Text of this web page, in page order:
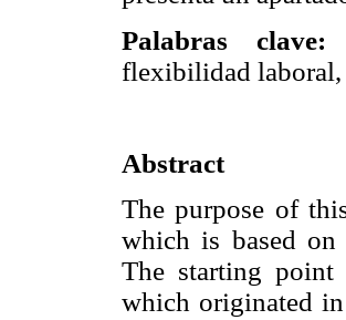
Palabras clave:
flexibilidad laboral,
Abstract
The purpose of
which is based on
The starting point
which originated